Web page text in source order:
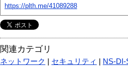
https://plth.me/41089288
関連カテゴリ
ネットワーク セキュリティ
NS-DI-